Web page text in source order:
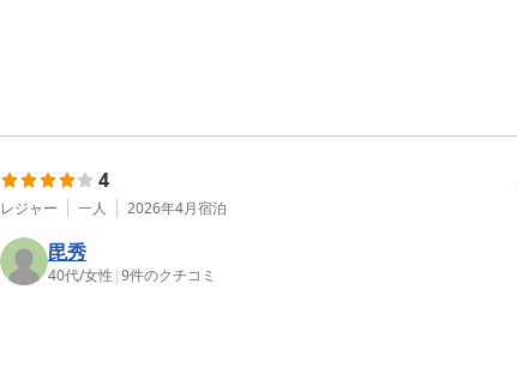
4
レジャー 一人 2026年4月宿泊
毘秀
40代/女性 |9件のクチコミ